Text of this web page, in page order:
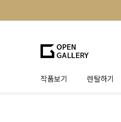
작품보기 렌탈하기